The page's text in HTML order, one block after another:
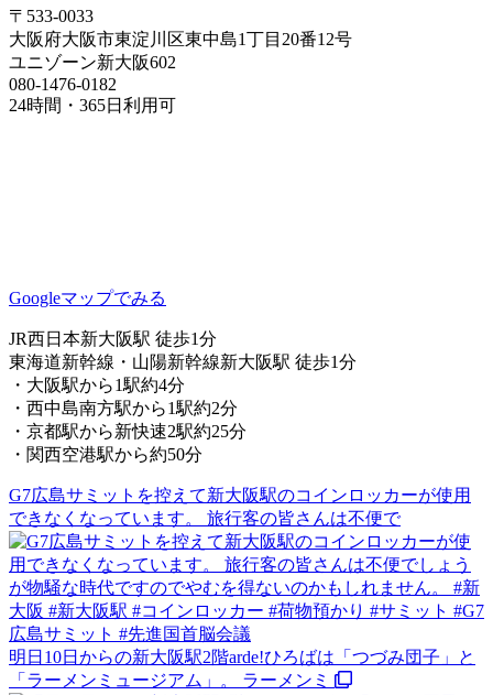
〒533-0033
大阪府大阪市東淀川区東中島1丁目20番12号
ユニゾーン新大阪602
080-1476-0182
24時間・365日利用可
Googleマップでみる
JR西日本新大阪駅 徒歩1分
東海道新幹線・山陽新幹線新大阪駅 徒歩1分
・大阪駅から1駅約4分
・西中島南方駅から1駅約2分
・京都駅から新快速2駅約25分
・関西空港駅から約50分
G7広島サミットを控えて新大阪駅のコインロッカーが使用
できなくなっています。 旅行客の皆さんは不便で
明日10日からの新大阪駅2階arde!ひろばは「つづみ団子」と
「ラーメンミュージアム」。 ラーメンミ